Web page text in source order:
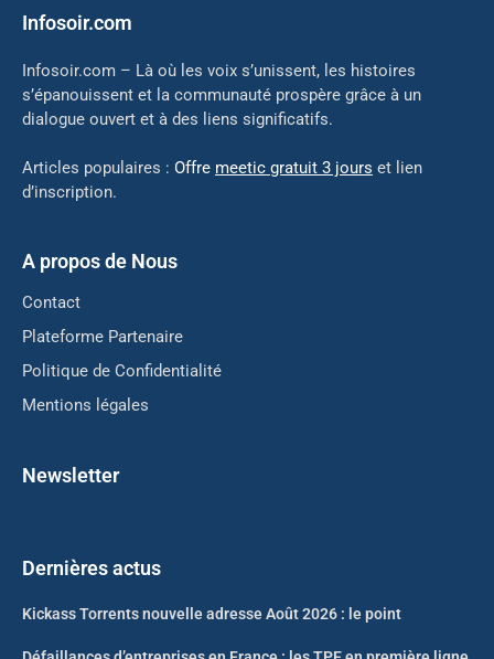
Infosoir.com
Infosoir.com – Là où les voix s’unissent, les histoires
s’épanouissent et la communauté prospère grâce à un
dialogue ouvert et à des liens significatifs.
Articles populaires : Offre meetic gratuit 3 jours et lien
d’inscription.
A propos de Nous
Contact
Plateforme Partenaire
Politique de Confidentialité
Mentions légales
Newsletter
Dernières actus
Kickass Torrents nouvelle adresse Août 2026 : le point